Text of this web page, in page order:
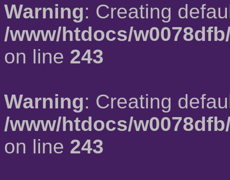
Warning: Creating
/www/htdocs/
on line 243
Warning: Creating
/www/htdocs/
on line 243